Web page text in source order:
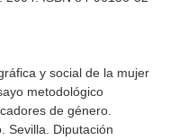
y social de la mujer
metodológico
de género.
Sevilla. Diputación